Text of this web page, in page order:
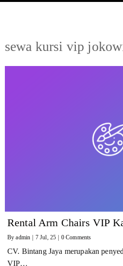
sewa kursi vip
Rental Arm Chairs VIP
Byadmin | 7 Jul, 25 | 0 Comments
CV. Bintang Jaya merupakan
VIP…